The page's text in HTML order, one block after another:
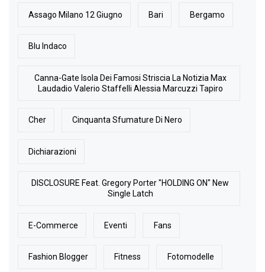
Assago Milano 12 Giugno Bari Bergamo
Blu Indaco
Canna-Gate Isola Dei Famosi Striscia La Notizia Max
Laudadio Valerio Staffelli Alessia Marcuzzi Tapiro
Cher Cinquanta Sfumature Di Nero
Dichiarazioni
DISCLOSURE Feat. Gregory Porter "HOLDING ON" New
Single Latch
E-Commerce Eventi Fans
Fashion Blogger Fitness Fotomodelle